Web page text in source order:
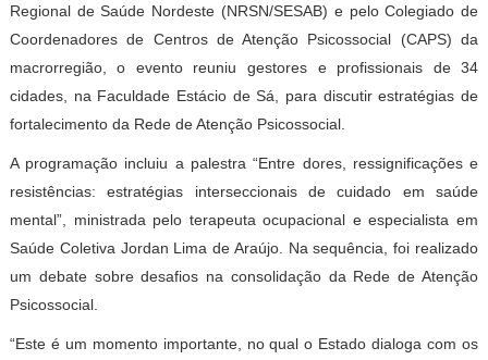
Regional de Saúde Nordeste (NRSN/SESAB) e pelo Colegiado de
Coordenadores de Centros de Atenção Psicossocial (CAPS) da
macrorregião, o evento reuniu gestores e profissionais de 34
cidades, na Faculdade Estácio de Sá, para discutir estratégias de
fortalecimento da Rede de Atenção Psicossocial.
A programação incluiu a palestra “Entre dores, ressignificações e
resistências: estratégias interseccionais de cuidado em saúde
mental”, ministrada pelo terapeuta ocupacional e especialista em
Saúde Coletiva Jordan Lima de Araújo. Na sequência, foi realizado
um debate sobre desafios na consolidação da Rede de Atenção
Psicossocial.
“Este é um momento importante, no qual o Estado dialoga com os